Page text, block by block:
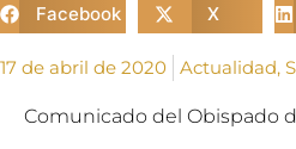
Facebook X
17 de abril de 2020 Actualidad,
Comunicado del Obispado